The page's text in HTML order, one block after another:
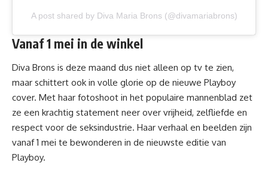
A post shared by Diva Maria Brons (@divamariabrons)
Vanaf 1 mei in de winkel
Diva Brons is deze maand dus niet alleen op tv te zien,
maar schittert ook in volle glorie op de nieuwe Playboy
cover. Met haar fotoshoot in het populaire mannenblad zet
ze een krachtig statement neer over vrijheid, zelfliefde en
respect voor de seksindustrie. Haar verhaal en beelden zijn
vanaf 1 mei te bewonderen in de nieuwste editie van
Playboy.